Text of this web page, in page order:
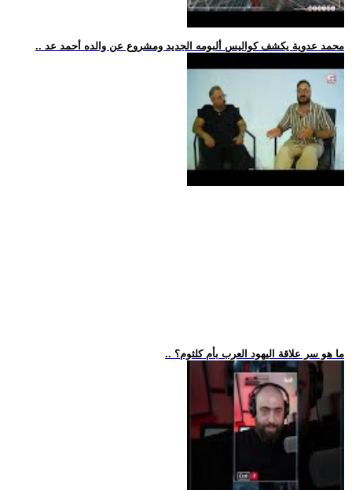
.. محمد عدوية يكشف كواليس ألبومه الجديد ومشروع عن والده أحمد عد
.. ما هو سر علاقة اليهود العرب بأم كلثوم؟